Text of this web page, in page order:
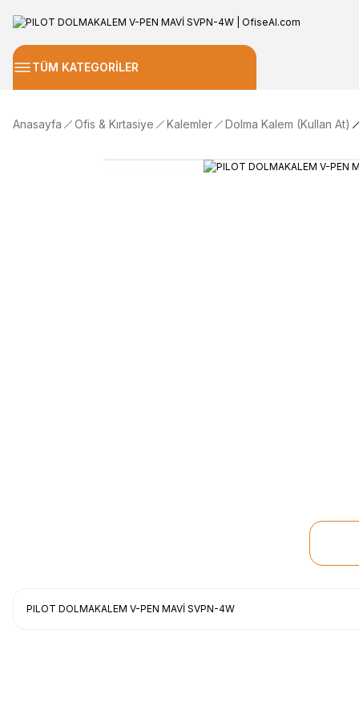
TÜM KATEGORİLER
Anasayfa Ofis & Kırtasiye Kalemler Dolma Kalem (Kullan At)
PILOT DOLMAKALEM V-PEN MAVİ SVPN-4W